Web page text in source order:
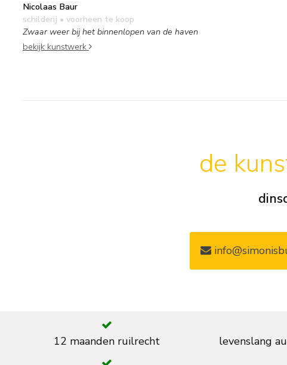
Nicolaas Baur
schilderij • voorheen te koop
Zwaar weer bij het binnenlopen van de haven
bekijk kunstwerk
de
12 maanden ruilrecht levenslang